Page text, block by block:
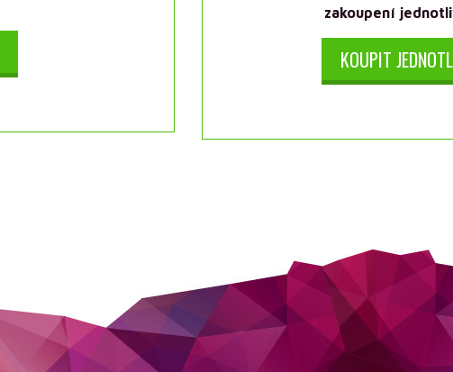
zakoupení
KOUPIT